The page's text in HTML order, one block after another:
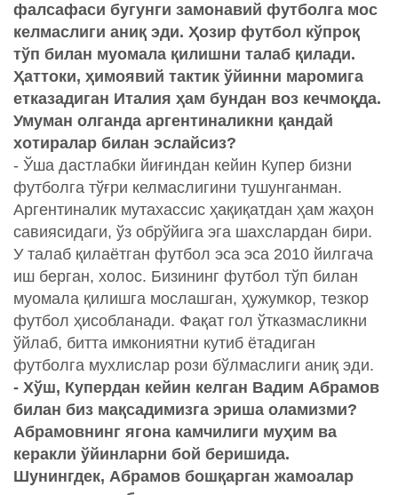
фалсафаси бугунги замонавий футболга мос
келмаслиги аниқ эди. Ҳозир футбол кўпроқ
тўп билан муомала қилишни талаб қилади.
Ҳаттоки, ҳимоявий тактик ўйинни маромига
етказадиган Италия ҳам бундан воз кечмоқда.
Умуман олганда аргентиналикни қандай
хотиралар билан эслайсиз?
- Ўша дастлабки йиғиндан кейин Купер бизни
футболга тўғри келмаслигини тушунганман.
Аргентиналик мутахассис ҳақиқатдан ҳам жаҳон
савиясидаги, ўз обрўйига эга шахслардан бири.
У талаб қилаётган футбол эса эса 2010 йилгача
иш берган, холос. Бизининг футбол тўп билан
муомала қилишга мослашган, ҳужумкор, тезкор
футбол ҳисобланади. Фақат гол ўтказмасликни
ўйлаб, битта имкониятни кутиб ётадиган
футболга мухлислар рози бўлмаслиги аниқ эди.
- Хўш, Купердан кейин келган Вадим Абрамов
билан биз мақсадимизга эриша оламизми?
Абрамовнинг ягона камчилиги муҳим ва
керакли ўйинларни бой беришида.
Шунингдек, Абрамов бошқарган жамоалар